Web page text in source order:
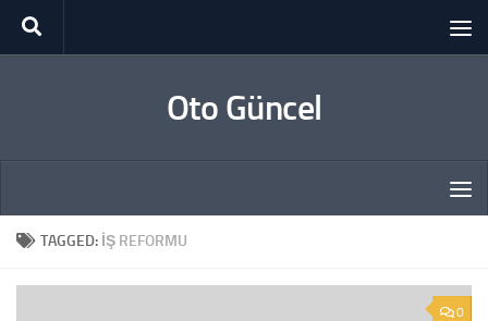
Skip to content
Oto Güncel
TAGGED: IŞ REFORMU
0